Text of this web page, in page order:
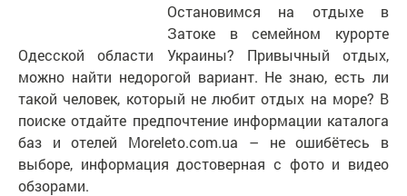
Остановимся на отдыхе в
Затоке в семейном курорте
Одесской области Украины? Привычный отдых,
можно найти недорогой вариант. Не знаю, есть ли
такой человек, который не любит отдых на море? В
поиске отдайте предпочтение информации каталога
баз и отелей Moreleto.com.ua – не ошибётесь в
выборе, информация достоверная с фото и видео
обзорами.